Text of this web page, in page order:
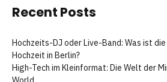
Recent Posts
Hochzeits-DJ oder Live-Band: Was ist
Hochzeit in Berlin?
High-Tech im Kleinformat: Die Welt der